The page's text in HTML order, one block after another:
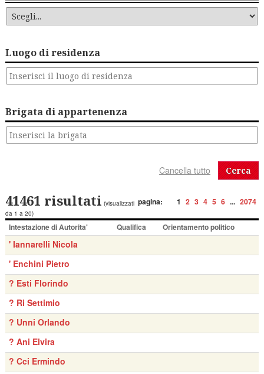
Luogo di residenza
Brigata di appartenenza
Cerca
pagina: 1 2 3 4 5 6 ... 2074
41461 risultati (visualizzati
da 1 a 20)
Intestazione di Autorita' Qualifica Orientamento politico
' Iannarelli Nicola
' Enchini Pietro
? Esti Florindo
? Ri Settimio
? Unni Orlando
? Ani Elvira
? Cci Ermindo